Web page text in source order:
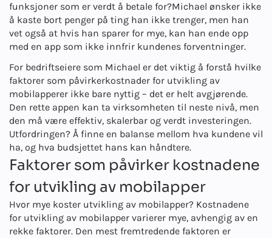
funksjoner som er verdt å betale for?Michael ønsker ikke
å kaste bort penger på ting han ikke trenger, men han
vet også at hvis han sparer for mye, kan han ende opp
med en app som ikke innfrir kundenes forventninger.
For bedriftseiere som Michael er det viktig å forstå hvilke
faktorer som påvirkerkostnader for utvikling av
mobilapperer ikke bare nyttig – det er helt avgjørende.
Den rette appen kan ta virksomheten til neste nivå, men
den må være effektiv, skalerbar og verdt investeringen.
Utfordringen? Å finne en balanse mellom hva kundene vil
ha, og hva budsjettet hans kan håndtere.
Faktorer som påvirker kostnadene
for utvikling av mobilapper
Hvor mye koster utvikling av mobilapper? Kostnadene
for utvikling av mobilapper varierer mye, avhengig av en
rekke faktorer. Den mest fremtredende faktoren er